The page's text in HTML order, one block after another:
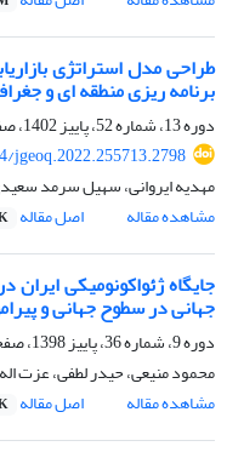
طراحی مدل استراتژی
برنامه ریزی منطقه ای و
دوره 13، شماره 52، پاییز 1402، صفحه
jgeoq.2022.255713.2798
مهدیه ایروانی، سهیل سرمد
مشاهده مقاله
اصل مقاله
جایگاه ژئواکونومیکی
جهانی در سطوح جهانی و
دوره 9، شماره 36، پاییز 1398، صفحه
محمود منیعی، حیدر لطفی، عزت
مشاهده مقاله
اصل مقاله